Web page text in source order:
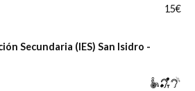
15€
Secundaria (IES) San Isidro -